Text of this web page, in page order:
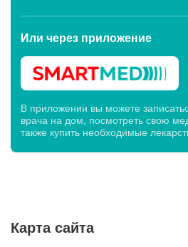
Или через приложение
В приложении вы можете
врача на дом, посмотреть свою
также купить необходимые
Карта сайта